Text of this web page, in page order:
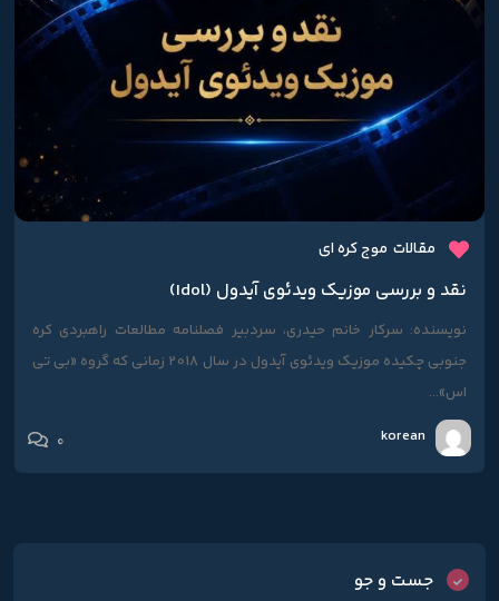
مقالات موج کره ای
نقد و بررسی موزیک ویدئوی آیدول (Idol)
نویسنده: سرکار خانم حیدری، سردبیر فصلنامه مطالعات راهبردی کره
جنوبی چکیده موزیک ویدئوی آیدول در سال 2018 زمانی که گروه «بی تی
اس»...
korean
0
جست و جو